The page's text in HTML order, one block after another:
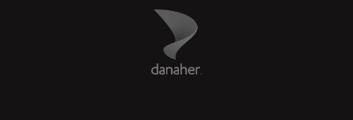
Danaher Logo